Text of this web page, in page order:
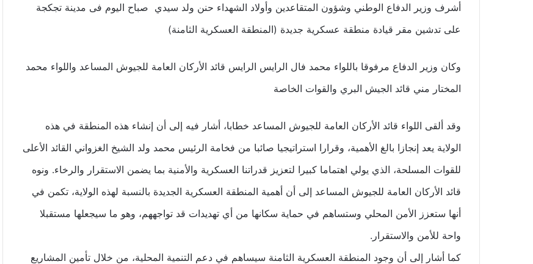
أشرف وزير الدفاع الوطني وشؤون المتقاعدين وأولاد الشهداء حنن ولد سيدي صباح اليوم فى مدينة تجكجة
على تدشين مقر قيادة منطقة عسكرية جديدة (المنطقة العسكرية الثامنة)
وكان وزير الدفاع مرفوقا باللواء محمد فال الرايس الرايس قائد الأركان العامة للجيوش المساعد واللواء محمد
المختار مني قائد الجيش البري والقوات الخاصة
وقد ألقى اللواء قائد الأركان العامة للجيوش المساعد خطابا، أشار فيه إلى أن إنشاء هذه المنطقة في هذه
الولاية يعد إنجازا بالغ الأهمية، وقرارا استراتيجيا صائبا من فخامة الرئيس محمد ولد الشيخ الغزواني القائد الأعلى
للقوات المسلحة، الذي يولي اهتماما كبيرا لتعزيز قدراتنا العسكرية والأمنية بما يضمن الاستقرار والرخاء. ونوه
قائد الأركان العامة للجيوش المساعد إلى أن أهمية المنطقة العسكرية الجديدة بالنسبة لهذه الولاية، تكمن في
أنها ستعزز الأمن المحلي وستساهم في حماية سكانها من أي تهديدات قد تواجههم، وهو ما سيجعلها مستقبلا
واحة للأمن والاستقرار.
كما أشار إلى أن وجود المنطقة العسكرية الثامنة سيساهم في دعم التنمية المحلية، من خلال تأمين المشاريع